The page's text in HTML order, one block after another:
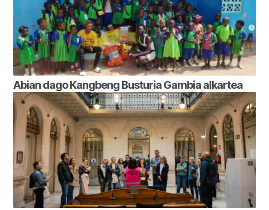
Abian dago Kangbeng Busturia Gambia alkartea